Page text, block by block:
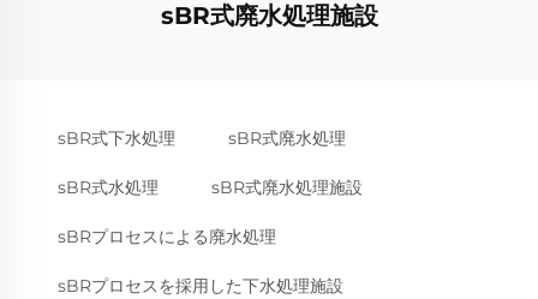
sBR式廃水処理施設
sBR式下水処理 sBR式廃水処理
sBR式水処理 sBR式廃水処理施設
sBRプロセスによる廃水処理
sBRプロセスを採用した下水処理施設